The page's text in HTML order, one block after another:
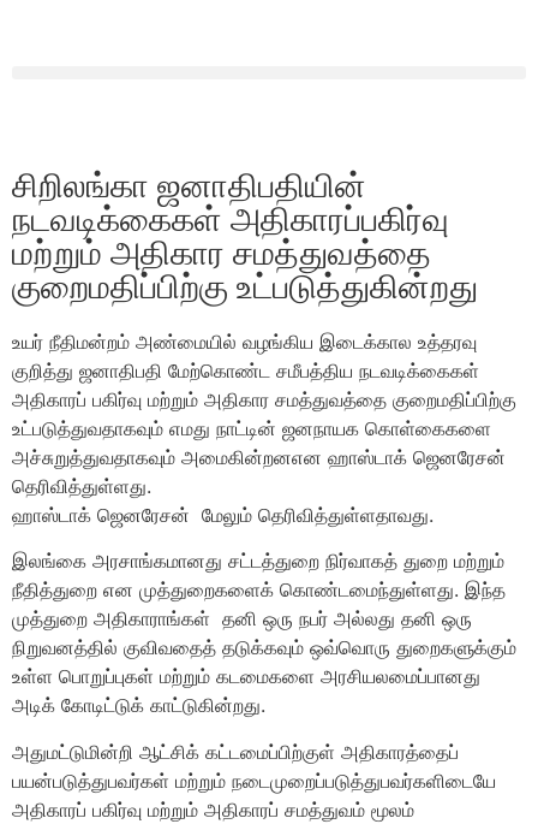
சிறிலங்கா ஜனாதிபதியின்
நடவடிக்கைகள் அதிகாரப்பகிர்வு
மற்றும் அதிகார சமத்துவத்தை
குறைமதிப்பிற்கு உட்படுத்துகின்றது
உயர் நீதிமன்றம் அண்மையில் வழங்கிய இடைக்கால உத்தரவு
குறித்து ஜனாதிபதி மேற்கொண்ட சமீபத்திய நடவடிக்கைகள்
அதிகாரப் பகிர்வு மற்றும் அதிகார சமத்துவத்தை குறைமதிப்பிற்கு
உட்படுத்துவதாகவும் எமது நாட்டின் ஜனநாயக கொள்கைகளை
அச்சுறுத்துவதாகவும் அமைகின்றனஎன ஹாஸ்டாக் ஜெனரேசன்
தெரிவித்துள்ளது.
ஹாஸ்டாக் ஜெனரேசன் மேலும் தெரிவித்துள்ளதாவது.
இலங்கை அரசாங்கமானது சட்டத்துறை நிர்வாகத் துறை மற்றும்
நீதித்துறை என முத்துறைகளைக் கொண்டமைந்துள்ளது. இந்த
முத்துறை அதிகாராங்கள் தனி ஒரு நபர் அல்லது தனி ஒரு
நிறுவனத்தில் குவிவதைத் தடுக்கவும் ஒவ்வொரு துறைகளுக்கும்
உள்ள பொறுப்புகள் மற்றும் கடமைகளை அரசியலமைப்பானது
அடிக் கோடிட்டுக் காட்டுகின்றது.
அதுமட்டுமின்றி ஆட்சிக் கட்டமைப்பிற்குள் அதிகாரத்தைப்
பயன்படுத்துபவர்கள் மற்றும் நடைமுறைப்படுத்துபவர்களிடையே
அதிகாரப் பகிர்வு மற்றும் அதிகாரப் சமத்துவம் மூலம்